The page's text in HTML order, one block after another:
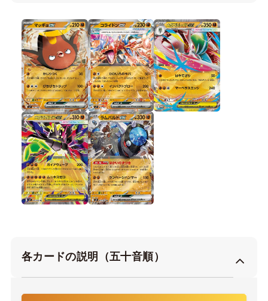
各カードの説明（五十音順）